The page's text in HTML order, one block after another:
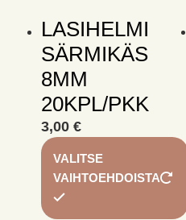
LASIHELMI
SÄRMIKÄS
8MM
20KPL/PKK
3,00 €
VALITSE
VAIHTOEHDOISTA